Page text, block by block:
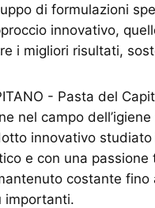
di formulazioni
innovativo,
i migliori risultati,
- Pasta del
nel campo
innovativo
e con una
costante
importanti.